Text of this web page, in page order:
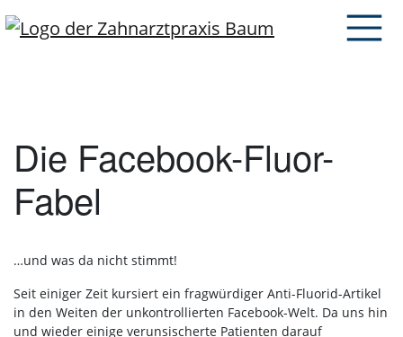
Die Facebook-Fluor-
Fabel
…und was da nicht stimmt!
Seit einiger Zeit kursiert ein fragwürdiger Anti-Fluorid-Artikel
in den Weiten der unkontrollierten Facebook-Welt. Da uns hin
und wieder einige verunsischerte Patienten darauf